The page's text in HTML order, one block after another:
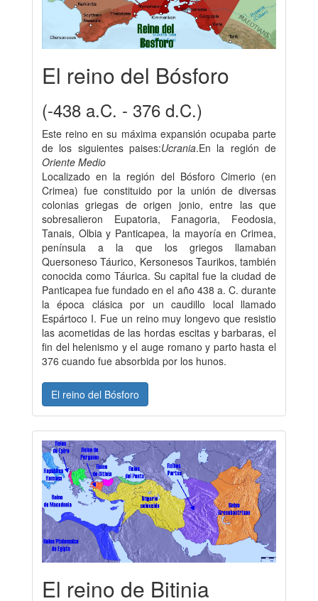
El reino del Bósforo
(-438 a.C. - 376 d.C.)
Este reino en su máxima expansión ocupaba parte
de los siguientes paises:Ucrania.En la región de
Oriente Medio
Localizado en la región del Bósforo Cimerio (en
Crimea) fue constituido por la unión de diversas
colonias griegas de origen jonio, entre las que
sobresalieron Eupatoria, Fanagoria, Feodosia,
Tanais, Olbia y Panticapea, la mayoría en Crimea,
península a la que los griegos llamaban
Quersoneso Táurico, Kersonesos Taurikos, también
conocida como Táurica. Su capital fue la ciudad de
Panticapea fue fundado en el año 438 a. C. durante
la época clásica por un caudillo local llamado
Espártoco I. Fue un reino muy longevo que resistio
las acometidas de las hordas escitas y barbaras, el
fin del helenismo y el auge romano y parto hasta el
376 cuando fue absorbida por los hunos.
El reino del Bósforo
El reino de Bitinia